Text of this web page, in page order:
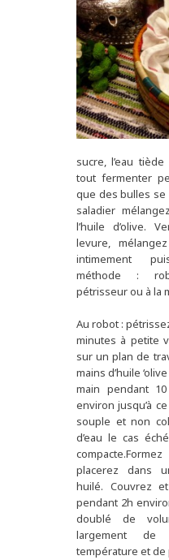
sucre, l’eau
tout fermenter
que des bulles se
saladier
l’huile d’olive.
levure,
intimement
méthode :
pétrisseur ou à la
Au robot :
minutes à petite
sur un plan de
mains d’huile
main pendant
environ jusqu’à
souple et non
d’eau le cas
placerez dans
huilé. Couvrez
pendant 2h
doublé de
largement
température et de